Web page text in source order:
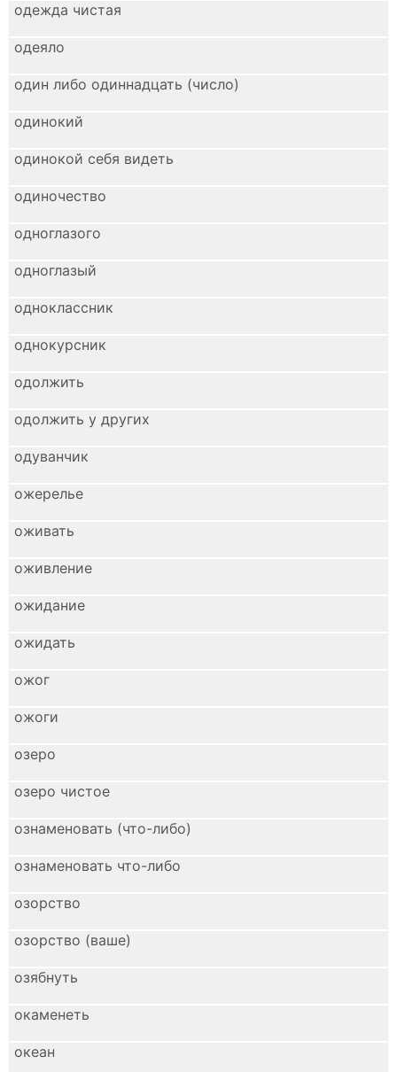
одежда чистая
одеяло
один либо одиннадцать (число)
одинокий
одинокой себя видеть
одиночество
одноглазого
одноглазый
одноклассник
однокурсник
одолжить
одолжить у других
одуванчик
ожерелье
оживать
оживление
ожидание
ожидать
ожог
ожоги
озеро
озеро чистое
ознаменовать (что-либо)
ознаменовать что-либо
озорство
озорство (ваше)
озябнуть
окаменеть
океан